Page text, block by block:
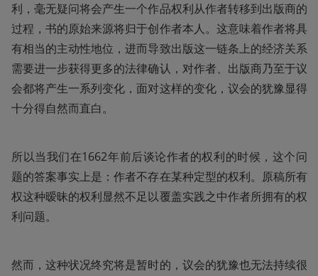
利，毫无疑问将会产生一个作品权利从作者转移到出版商的
过程，书的原始来源将归于创作者本人。这意味着作者将具
有相当的主动性地位，进而导致出版这一链条上的经济关系
需要进一步获得更多的法律确认，对作者、出版商乃至于议
会都将产生一系列变化，面对这样的变化，议会的犹豫显得
十分得自然而直白。
所以当我们在1662年前后谈论作者的权利的时候，这个问
题的答案事实上是：作者不存在某种定型的权利。原稿所有
权这种暧昧的权利显然不足以覆盖实践之中作者所拥有的权
利问题。
然而，这种状况终究将是暂时的，议会的犹豫也无法持续很